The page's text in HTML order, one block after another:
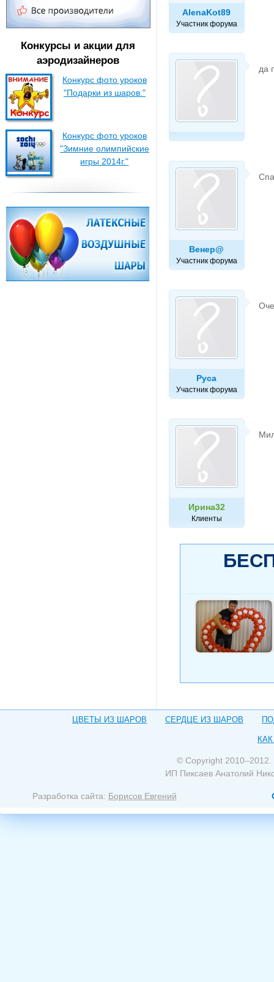
Конкурсы и акции для
аэродизайнеров
Конкурс фото уроков
"Подарки из шаров."
Конкурс фото уроков
"Зимние олимпийские
игры 2014г."
AlenaKot89
Участник форума
да
Венер@
Участник форума
Руса
Участник форума
Ирина32
Клиенты
ЦВЕТЫ ИЗ ШАРОВ СЕРДЦЕ ИЗ ШАРОВ
© Copyright 2010–2012.
ИП Пиксаев Анатолий
Разработка сайта: Борисов Евгений